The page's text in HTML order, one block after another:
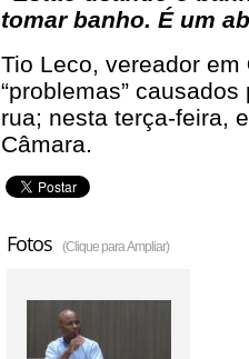
tomar banho. É um
Tio Leco, vereador em
“problemas”
rua; nesta terça-feira,
Câmara.
Fotos (Clique para Ampliar)